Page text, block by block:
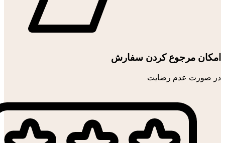
امکان مرجوع کردن سفارش
در صورت عدم رضایت